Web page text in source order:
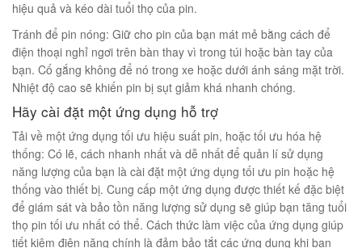
hiệu quả và kéo dài tuổi thọ của pin.
Tránh để pin nóng: Giữ cho pin của bạn mát mẻ bằng cách để
điện thoại nghỉ ngơi trên bàn thay vì trong túi hoặc bàn tay của
bạn. Cố gắng không để nó trong xe hoặc dưới ánh sáng mặt trời.
Nhiệt độ cao sẽ khiến pin bị sụt giảm khá nhanh chóng.
Hãy cài đặt một ứng dụng hỗ trợ
Tải về một ứng dụng tối ưu hiệu suất pin, hoặc tối ưu hóa hệ
thống: Có lẽ, cách nhanh nhất và dễ nhất để quản lí sử dụng
năng lượng của bạn là cài đặt một ứng dụng tối ưu pin hoặc hệ
thống vào thiết bị. Cung cấp một ứng dụng được thiết kế đặc biệt
để giám sát và bảo tồn năng lượng sử dụng sẽ giúp bạn tăng tuổi
thọ pin tối ưu nhất có thể. Cách thức làm việc của ứng dụng giúp
tiết kiệm điện năng chính là đảm bảo tắt các ứng dụng khi bạn